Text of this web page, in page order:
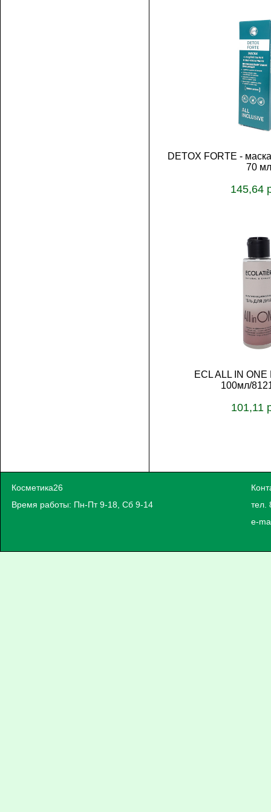
DETOX FORTE -
70 мл
145,64
ECL ALL IN
100мл/
101,11
Косметика26
Время работы: Пн-Пт 9-18, Сб 9-14
тел.
e-